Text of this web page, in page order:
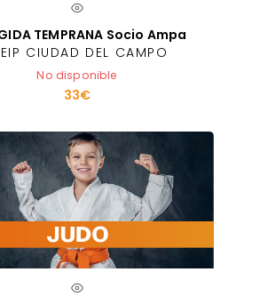
TEMPRANA Socio Ampa
CIUDAD DEL CAMPO
No disponible
33€